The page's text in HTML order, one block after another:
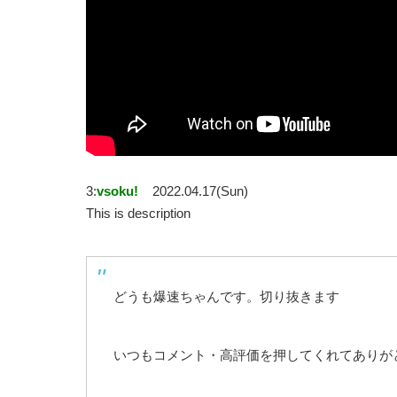
3:vsoku!
2022.04.17(Sun)
This is description
どうも爆速ちゃんです。切り抜きます
いつもコメント・高評価を押してくれてありが